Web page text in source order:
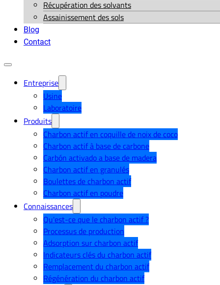
Récupération des solvants
Assainissement des sols
Blog
Contact
Entreprise
Usine
Laboratoire
Produits
Charbon actif en coquille de noix de coco
Charbon actif à base de carbone
Carbón activado a base de madera
Charbon actif en granulés
Boulettes de charbon actif
Charbon actif en poudre
Connaissances
Qu'est-ce que le charbon actif ?
Processus de production
Adsorption sur charbon actif
Indicateurs clés du charbon actif
Remplacement du charbon actif
Régénération du charbon actif